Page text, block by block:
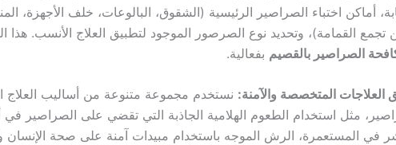
أماكن اختباء الصراصير الرئيسية (الشقوق، البالوعات، خلف الأجهزة،
تجمع القمامة)، وتحديد نوع الصرصور الموجود لتطبيق العلاج الأنسب.
الصراصير بالقصيم بفعالية.
العلاجات المتخصصة والآمنة: نستخدم مجموعة متنوعة من أساليب العلاج
مثل استخدام الطعوم الهلامية الجاذبة التي تقضي على الصراصير في
في المستعمرة، الرش الموجه باستخدام مبيدات آمنة على صحة الإنسان